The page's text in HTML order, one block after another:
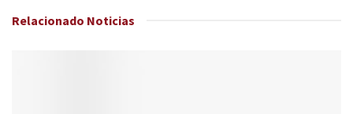
Relacionado Noticias